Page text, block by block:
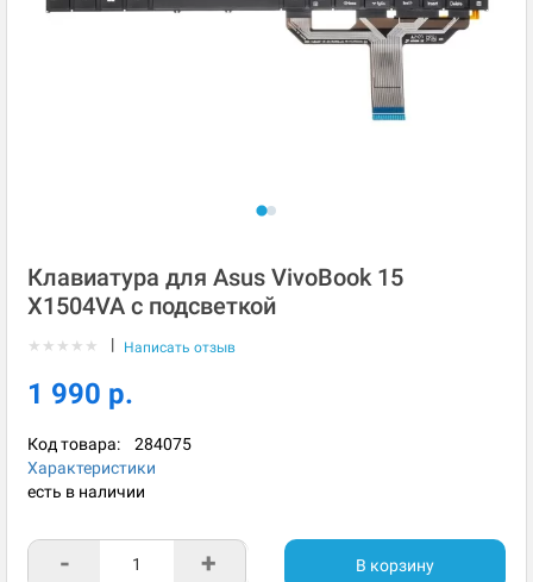
Клавиатура для Asus VivoBook 15
X1504VA с подсветкой
★ ★ ★ ★ ★ | Написать отзыв
1 990 р.
Код товара: 284075
Характеристики
есть в наличии
- + В корзину